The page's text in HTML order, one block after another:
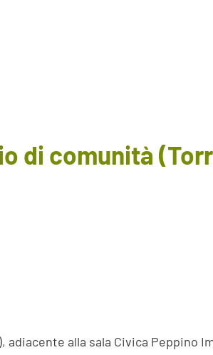
di comunità
adiacente alla sala Civica Peppino